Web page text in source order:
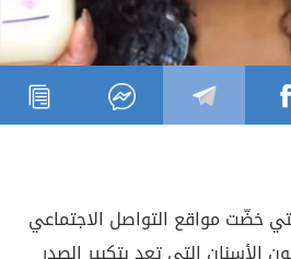
خضّت مواقع التواصل الاجتماعي